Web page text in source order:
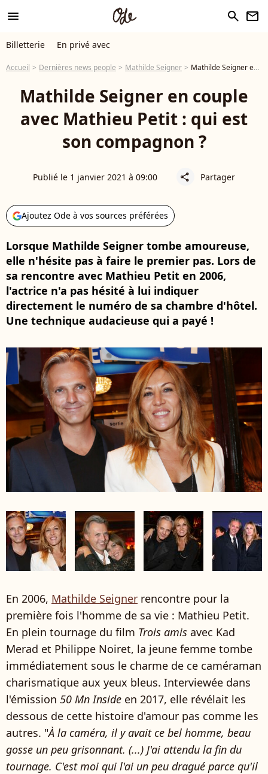
menu search newsletter
Billetterie En privé avec
Accueil Dernières news people Mathilde Seigner Mathilde Seigner en couple avec Mathieu Petit : qui est son compagnon ?
Mathilde Seigner en couple
avec Mathieu Petit : qui est
son compagnon ?
Publié le 1 janvier 2021 à 09:00 share Partager
Ajoutez Ode à vos sources préférées
Lorsque Mathilde Seigner tombe amoureuse,
elle n'hésite pas à faire le premier pas. Lors de
sa rencontre avec Mathieu Petit en 2006,
l'actrice n'a pas hésité à lui indiquer
directement le numéro de sa chambre d'hôtel.
Une technique audacieuse qui a payé !
En 2006, Mathilde Seigner rencontre pour la
première fois l'homme de sa vie : Mathieu Petit.
En plein tournage du film Trois amis avec Kad
Merad et Philippe Noiret, la jeune femme tombe
immédiatement sous le charme de ce caméraman
charismatique aux yeux bleus. Interviewée dans
l'émission 50 Mn Inside en 2017, elle révélait les
dessous de cette histoire d'amour pas comme les
autres. "À la caméra, il y avait ce bel homme, beau
gosse un peu grisonnant. (...) J'ai attendu la fin du
tournage. C'est moi qui l'ai un peu dragué parce qu'il